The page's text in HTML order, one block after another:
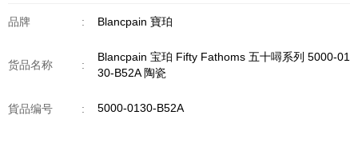
品牌 : Blancpain 寶珀
货品名称 :
Blancpain 宝珀 Fifty Fathoms 五十噚系列 5000-01
30-B52A 陶瓷
貨品编号 : 5000-0130-B52A